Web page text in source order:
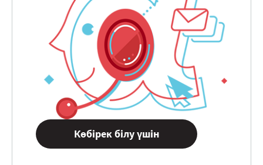
Көбірек білу үшін